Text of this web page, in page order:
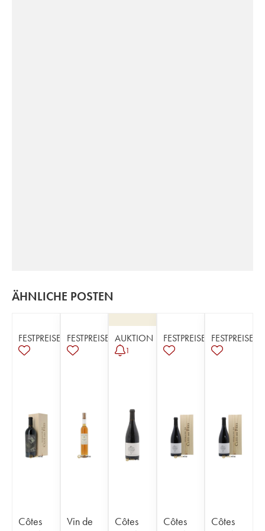
ÄHNLICHE POSTEN
FESTPREISE
Côtes
FESTPREISE
Vin de
AUKTION
1
Côtes
FESTPREISE
Côtes
FESTPREISE
Côtes